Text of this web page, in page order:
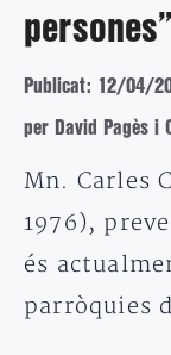
persones”
Publicat: 12/04/
per David Pagès i
Mn. Carles
1976),
és
parròquies